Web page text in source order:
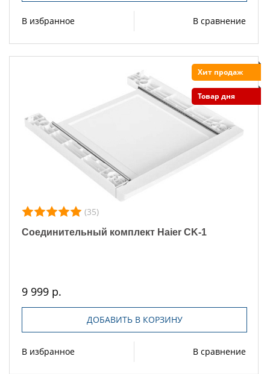
В избранное В сравнение
Хит продаж
Товар дня
(35)
Соединительный комплект Haier CK-1
9 999 р.
ДОБАВИТЬ В КОРЗИНУ
В избранное В сравнение